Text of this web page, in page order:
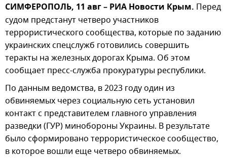
СИМФЕРОПОЛЬ, 11 авг – РИА Новости Крым. Перед
судом предстанут четверо участников
террористического сообщества, которые по заданию
украинских спецслужб готовились совершить
теракты на железных дорогах Крыма. Об этом
сообщает пресс-служба прокуратуры республики.
По данным ведомства, в 2023 году один из
обвиняемых через социальную сеть установил
контакт с представителем главного управления
разведки (ГУР) минобороны Украины. В результате
было сформировано террористическое сообщество,
в которое вошли еще четверо обвиняемых.